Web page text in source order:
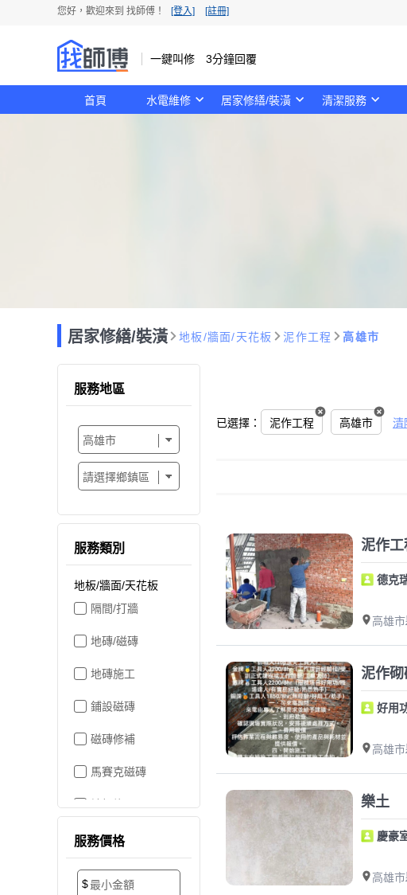
您好，歡迎來到 找師傅！ [登入] [註冊]
一鍵叫修 3分鐘回覆
首頁 水電維修 居家修繕/裝潢 清潔服務
居家修繕/裝潢 地板/牆面/天花板 泥作工程 高雄市
已選擇： 泥作工程 高雄市 清
服務地區
服務類別
地板/牆面/天花板
隔間/打牆
地磚/磁磚
地磚施工
鋪設磁磚
磁磚修補
馬賽克磁磚
地板維修
地板拋光打蠟
服務價格
$
泥作工
德克
高雄市
泥作
好用
高雄市
樂土
慶豪
高雄市